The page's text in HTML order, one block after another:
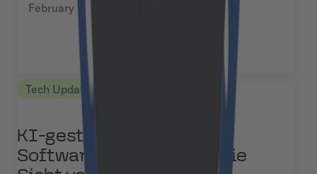
February 12, 2025
Tech Updates
KI-gestützte
Softwareentwicklung – Die